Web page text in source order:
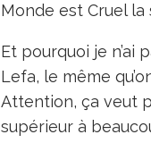
Monde est Cruel la
Et pourquoi je n’ai
Lefa, le même
Attention, ça veut
supérieur à